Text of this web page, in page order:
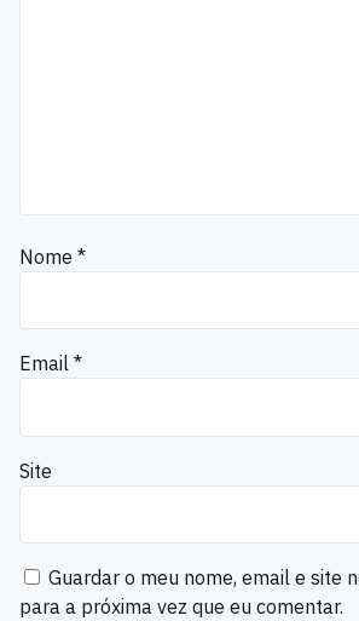
Nome *
Email *
Site
Guardar o meu nome, email e site
para a próxima vez que eu comentar.